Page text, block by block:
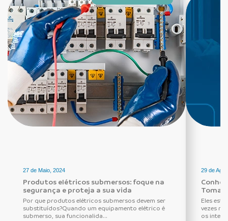
27 de Maio, 2024
Produtos elétricos submersos: foque na
segurança e proteja a sua vida
Por que produtos elétricos submersos devem ser
substituídos?Quando um equipamento elétrico é
submerso, sua funcionalida...
29 de
Eles
vezes
os